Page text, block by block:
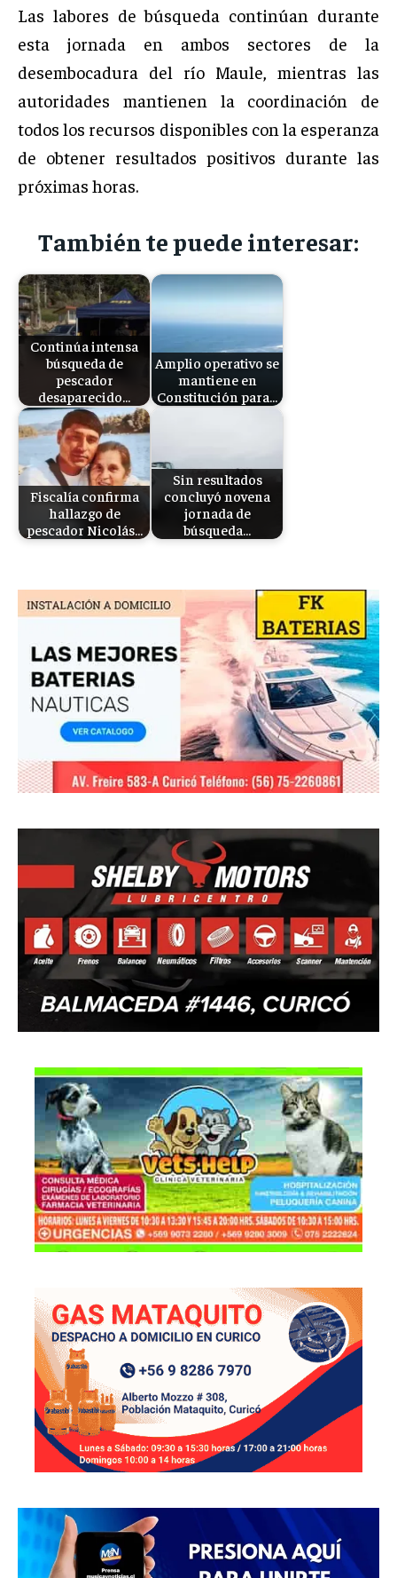
Las labores de búsqueda continúan durante
esta jornada en ambos sectores de la
desembocadura del río Maule, mientras las
autoridades mantienen la coordinación de
todos los recursos disponibles con la esperanza
de obtener resultados positivos durante las
próximas horas.
También te puede interesar:
Continúa intensa
búsqueda de
pescador
desaparecido…
Amplio operativo se
mantiene en
Constitución para…
Fiscalía confirma
hallazgo de
pescador Nicolás…
Sin resultados
concluyó novena
jornada de
búsqueda…